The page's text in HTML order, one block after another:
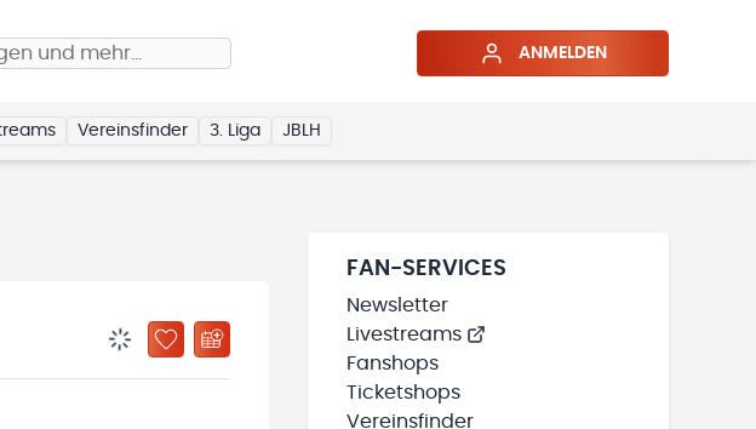
und mehr… ANMELDEN
Vereinsfinder 3. Liga JBLH
BENACHRICHTIGUNGSSTATUS WIRD GELADEN
ZU „MEINE TEAMS“ HINZUFÜGEN
FAN-SERVICES
Newsletter
Livestreams
Fanshops
Ticketshops
Vereinsfinder